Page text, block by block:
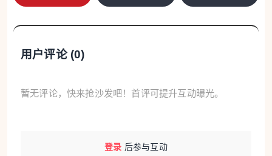
用户评论 (0)
暂无评论，快来抢沙发吧！首评可提升互动曝光。
登录 后参与互动